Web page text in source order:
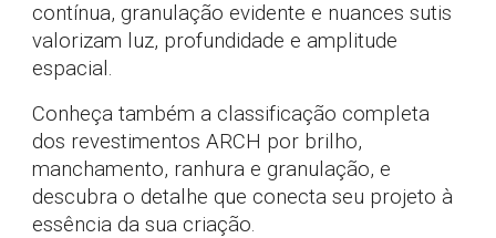
contínua, granulação evidente e nuances sutis
valorizam luz, profundidade e amplitude
espacial.
Conheça também a classificação completa
dos revestimentos ARCH por brilho,
manchamento, ranhura e granulação, e
descubra o detalhe que conecta seu projeto à
essência da sua criação.